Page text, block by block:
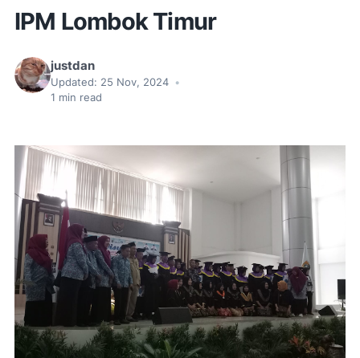
IPM Lombok Timur
justdan
Updated: 25 Nov, 2024 •
1 min read